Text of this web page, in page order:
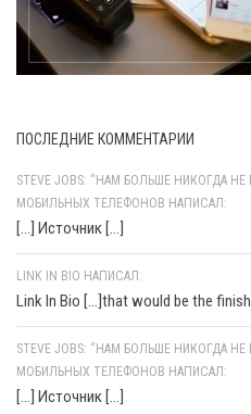
ПОСЛЕДНИЕ КОММЕНТАРИИ
STEVE JOBS: "НАМ БОЛЬШЕ НИКОГДА
МОБИЛЬНЫХ ТЕЛЕФОНОВ НАПИСАЛ:
[…] Источник […]
LINK IN BIO НАПИСАЛ:
Link In Bio [...]that would be the
STEVE JOBS: “НАМ БОЛЬШЕ НИКОГДА
МОБИЛЬНЫХ ТЕЛЕФОНОВ НАПИСАЛ:
[…] Источник […]